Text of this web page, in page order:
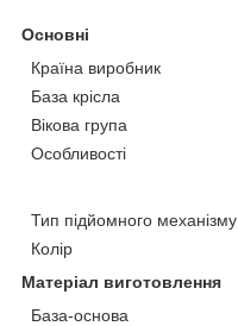
Основні
Країна виробник
База крісла
Вікова група
Особливості
Тип підйомного механізму
Колір
Матеріал виготовлення
База-основа